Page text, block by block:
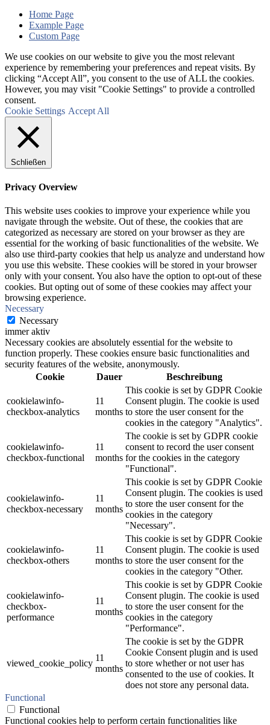
Home Page
Example Page
Custom Page
We use cookies on our website to give you the most relevant
experience by remembering your preferences and repeat visits. By
clicking “Accept All”, you consent to the use of ALL the cookies.
However, you may visit "Cookie Settings" to provide a controlled
consent.
Cookie Settings Accept All
Schließen
Privacy Overview
This website uses cookies to improve your experience while you
navigate through the website. Out of these, the cookies that are
categorized as necessary are stored on your browser as they are
essential for the working of basic functionalities of the website. We
also use third-party cookies that help us analyze and understand how
you use this website. These cookies will be stored in your browser
only with your consent. You also have the option to opt-out of these
cookies. But opting out of some of these cookies may affect your
browsing experience.
Necessary
Necessary
immer aktiv
Necessary cookies are absolutely essential for the website to
function properly. These cookies ensure basic functionalities and
security features of the website, anonymously.
Cookie
Dauer Beschreibung
cookielawinfo-
checkbox-analytics
11
months
This cookie is set by GDPR Cookie
Consent plugin. The cookie is used
to store the user consent for the
cookies in the category "Analytics".
cookielawinfo-
checkbox-functional
11
months
The cookie is set by GDPR cookie
consent to record the user consent
for the cookies in the category
"Functional".
cookielawinfo-
checkbox-necessary
11
months
This cookie is set by GDPR Cookie
Consent plugin. The cookies is used
to store the user consent for the
cookies in the category
"Necessary".
cookielawinfo-
checkbox-others
11
months
This cookie is set by GDPR Cookie
Consent plugin. The cookie is used
to store the user consent for the
cookies in the category "Other.
cookielawinfo-
checkbox-
performance
11
months
This cookie is set by GDPR Cookie
Consent plugin. The cookie is used
to store the user consent for the
cookies in the category
"Performance".
viewed_cookie_policy
11
months
The cookie is set by the GDPR
Cookie Consent plugin and is used
to store whether or not user has
consented to the use of cookies. It
does not store any personal data.
Functional
Functional
Functional cookies help to perform certain functionalities like